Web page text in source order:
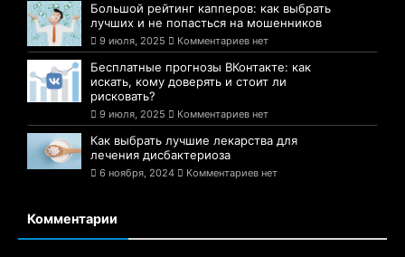
Большой рейтинг капперов: как выбрать
лучших и не попасться на мошенников
9 июля, 2025 Комментариев нет
Бесплатные прогнозы ВКонтакте: как
искать, кому доверять и стоит ли
рисковать?
9 июля, 2025 Комментариев нет
Как выбрать лучшие лекарства для
лечения дисбактериоза
6 ноября, 2024 Комментариев нет
Комментарии